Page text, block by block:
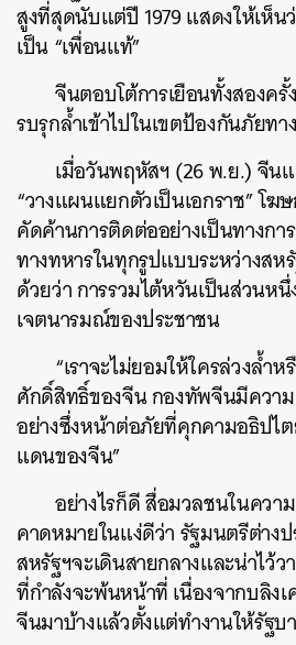
สูงที่สุดนับแต่ปี 1979 แสดงให้เห็
เป็น “เพื่อนแท้”
จีนตอบโต้การเยือนทั้งสองครั้
รบรุกล้ำเข้าไปในเขตป้องกันภัยท
เมื่อวันพฤหัสฯ (26 พ.ย.) จีน
“วางแผนแยกตัวเป็นเอกราช” โ
คัดค้านการติดต่ออย่างเป็นทางกา
ทางทหารในทุกรูปแบบระหว่างส
ด้วยว่า การรวมไต้หวันเป็นส่วนห
เจตนารมณ์ของประชาชน
“เราจะไม่ยอมให้ใครล่วงล้
ศักดิ์สิทธิ์ของจีน กองทัพจีนมีควา
อย่างซึ่งหน้าต่อภัยที่คุกคามอธิป
แดนของจีน”
อย่างไรก็ดี สื่อมวลชนในคว
คาดหมายในแง่ดีว่า รัฐมนตรีต่าง
สหรัฐฯจะเดินสายกลางและน่าไว้ว
ที่กำลังจะพ้นหน้าที่ เนื่องจากบลิง
จีนมาบ้างแล้วตั้งแต่ทำงานให้รัฐบ